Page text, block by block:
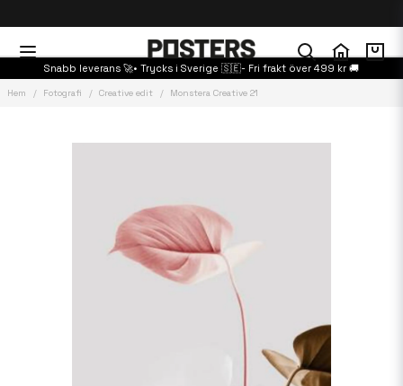
Snabb leverans 🚀• Trycks i Sverige 🇸🇪- Fri frakt över 499 kr 🚚
Hem Fotografi Creative edit Monstera Creative 21